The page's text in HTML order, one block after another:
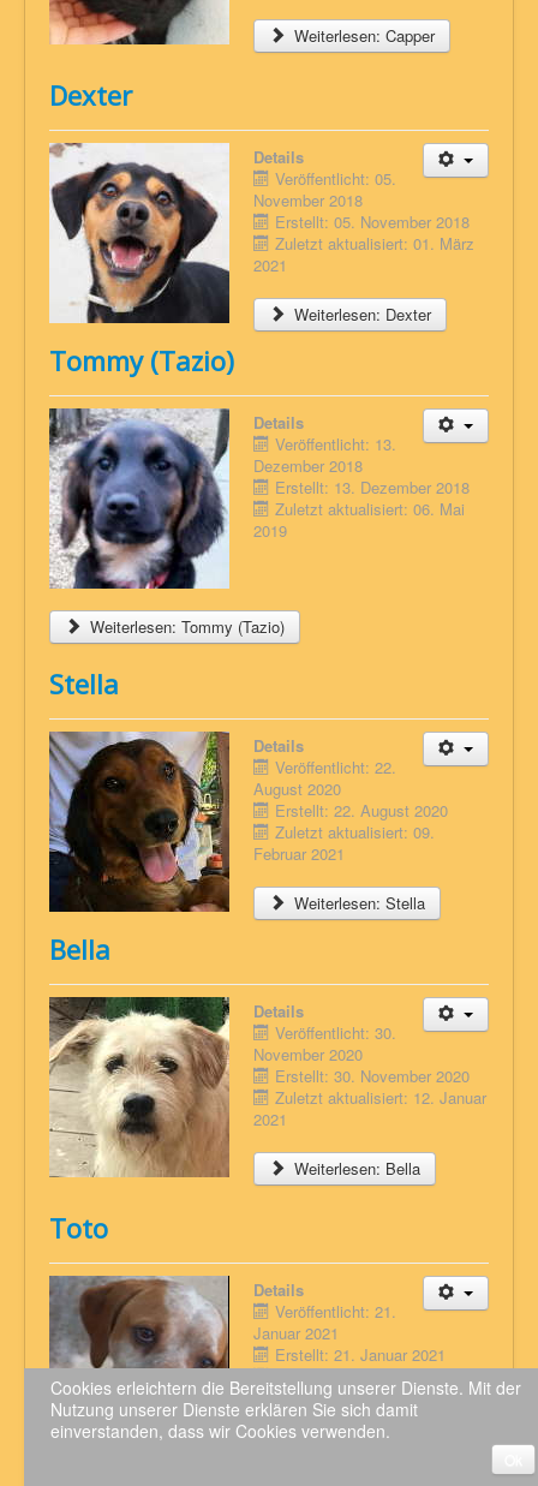
Weiterlesen: Capper
Dexter
Details
Veröffentlicht: 05.
November 2018
Erstellt: 05. November 2018
Zuletzt aktualisiert: 01. März
2021
Weiterlesen: Dexter
Tommy (Tazio)
Details
Veröffentlicht: 13.
Dezember 2018
Erstellt: 13. Dezember 2018
Zuletzt aktualisiert: 06. Mai
2019
Weiterlesen: Tommy (Tazio)
Stella
Details
Veröffentlicht: 22.
August 2020
Erstellt: 22. August 2020
Zuletzt aktualisiert: 09.
Februar 2021
Weiterlesen: Stella
Bella
Details
Veröffentlicht: 30.
November 2020
Erstellt: 30. November 2020
Zuletzt aktualisiert: 12. Januar
2021
Weiterlesen: Bella
Toto
Details
Veröffentlicht: 21.
Januar 2021
Erstellt: 21. Januar 2021
Zuletzt aktualisiert: 07.
Februar 2022
Cookies erleichtern die Bereitstellung unserer Dienste. Mit der
Nutzung unserer Dienste erklären Sie sich damit
einverstanden, dass wir Cookies verwenden.